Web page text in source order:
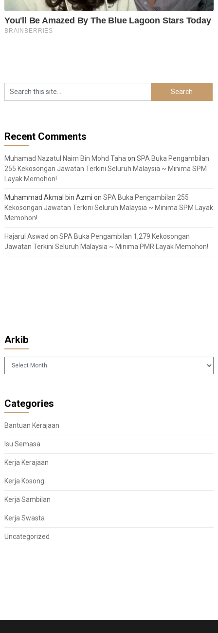
Recent Comments
Muhamad Nazatul Naim Bin Mohd Taha on SPA Buka Pengambilan
255 Kekosongan Jawatan Terkini Seluruh Malaysia ~ Minima SPM
Layak Memohon!
Muhammad Akmal bin Azmi on SPA Buka Pengambilan 255
Kekosongan Jawatan Terkini Seluruh Malaysia ~ Minima SPM Layak
Memohon!
Hajarul Aswad on SPA Buka Pengambilan 1,279 Kekosongan
Jawatan Terkini Seluruh Malaysia ~ Minima PMR Layak Memohon!
Arkib
Arkib
Categories
Bantuan Kerajaan
Isu Semasa
Kerja Kerajaan
Kerja Kosong
Kerja Sambilan
Kerja Swasta
Uncategorized